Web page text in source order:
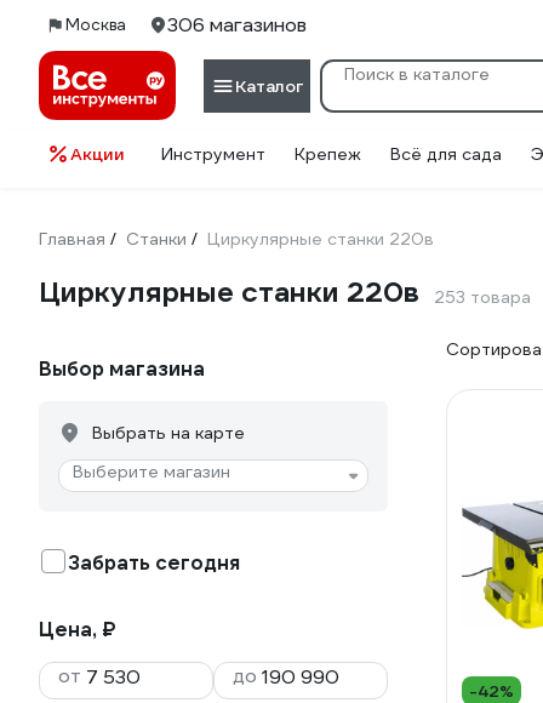
Москва 306 магазинов
Каталог
Акции Инструмент Крепеж Всё для сада
Главная / Станки / Циркулярные станки 220в
Циркулярные станки 220в 253 товара
Выбор магазина
Выбрать на карте
Выберите магазин
Забрать сегодня
Цена, ₽
от
до
-42%